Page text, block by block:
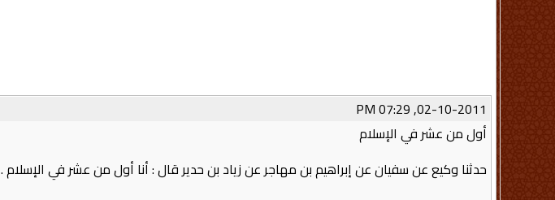
02-10-2011, 07:29 PM
أول من عشر في الإسلام
حدثنا وكيع عن سفيان عن إبراهيم بن مهاجر عن زياد بن حدير قال : أنا أول من عشر في الإسلام .